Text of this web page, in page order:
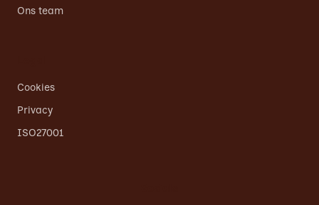
Ons team
Cookies
Privacy
ISO27001